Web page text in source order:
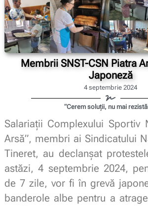
Membrii SNST-CSN Piatra
Japoneză
4 septembrie 2024
“Cerem soluții, nu mai
Salariații Complexului Sportiv
Arsă”, membri ai Sindicatului
Tineret, au declanșat
astăzi, 4 septembrie 2024,
de 7 zile, vor fi în grevă
banderole albe pentru a